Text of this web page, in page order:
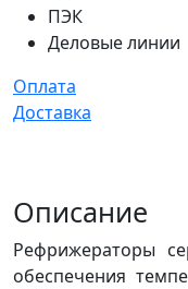
ПЭК
Деловые линии
Оплата
Доставка
Описание
Рефрижераторы
обеспечения